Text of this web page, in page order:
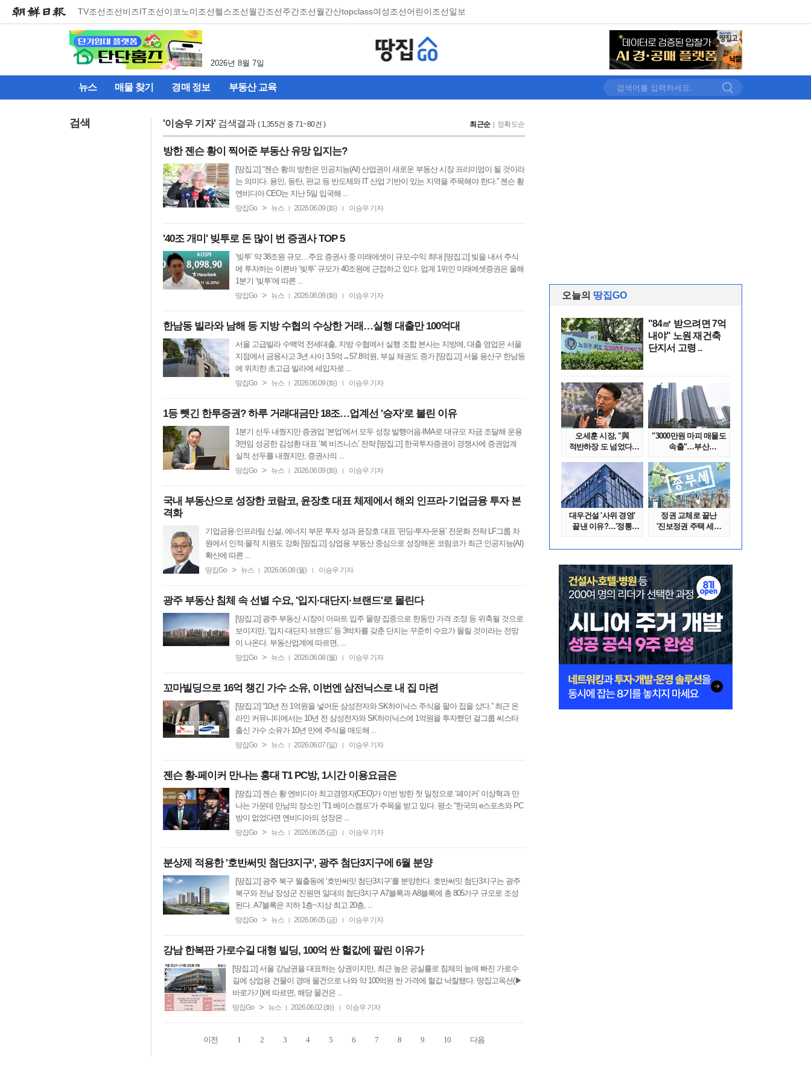
TV조선조선비즈IT조선이코노미조선헬스조선월간조선주간조선월간산topclass여성조선어린이조선일보
2026년 8월 7일
뉴스 매물 찾기 경매 정보 부동산 교육
검색 '이승우 기자' 검색결과 ( 1,355건 중 71~80건 ) 최근순 정확도순
방한 젠슨 황이 찍어준 부동산 유망 입지는?
[땅집고] “젠슨 황의 방한은 인공지능(AI) 산업권이 새로운 부동산 시장 프리미엄이 될 것이라
는 의미다. 용인, 동탄, 판교 등 반도체와 IT 산업 기반이 있는 지역을 주목해야 한다.” 젠슨 황
엔비디아 CEO는 지난 5일 입국해 ...
땅집Go > 뉴스 | 2026.06.09 (화) | 이승우 기자
'40조 개미' 빚투로 돈 많이 번 증권사 TOP 5
‘빚투’ 약 38조원 규모…주요 증권사 중 미래에셋이 규모-수익 최대 [땅집고] 빚을 내서 주식
에 투자하는 이른바 ‘빚투’ 규모가 40조원에 근접하고 있다. 업계 1위인 미래에셋증권은 올해
1분기 ‘빚투’에 따른 ...
땅집Go > 뉴스 | 2026.06.09 (화) | 이승우 기자
한남동 빌라와 남해 등 지방 수협의 수상한 거래…실행 대출만 100억대
서울 고급빌라 수백억 전세대출, 지방 수협에서 실행 조합 본사는 지방에, 대출 영업은 서울
지점에서 금융사고 3년 사이 3.5억→57.8억원, 부실 채권도 증가 [땅집고] 서울 용산구 한남동
에 위치한 초고급 빌라에 세입자로 ...
땅집Go > 뉴스 | 2026.06.09 (화) | 이승우 기자
1등 뺏긴 한투증권? 하루 거래대금만 18조…업계선 '승자'로 불린 이유
1분기 선두 내줬지만 증권업 ‘본업’에서 모두 성장 발행어음·IMA로 대규모 자금 조달해 운용
3연임 성공한 김성환 대표 ‘북 비즈니스’ 전략 [땅집고] 한국투자증권이 경쟁사에 증권업계
실적 선두를 내줬지만, 증권사의 ...
땅집Go > 뉴스 | 2026.06.09 (화) | 이승우 기자
국내 부동산으로 성장한 코람코, 윤장호 대표 체제에서 해외 인프라·기업금융 투자 본
격화
기업금융·인프라팀 신설, 에너지 부문 투자 성과 윤장호 대표 ‘펀딩-투자-운용’ 전문화 전략 LF그룹 차
원에서 인적·물적 지원도 강화 [땅집고] 상업용 부동산 중심으로 성장해온 코람코가 최근 인공지능(AI)
확산에 따른 ...
땅집Go > 뉴스 | 2026.06.08 (월) | 이승우 기자
광주 부동산 침체 속 선별 수요, '입지·대단지·브랜드'로 몰린다
[땅집고] 광주 부동산 시장이 아파트 입주 물량 집중으로 한동안 가격 조정 등 위축될 것으로
보이지만, ‘입지·대단지·브랜드’ 등 3박자를 갖춘 단지는 꾸준히 수요가 몰릴 것이라는 전망
이 나온다. 부동산업계에 따르면, ...
땅집Go > 뉴스 | 2026.06.08 (월) | 이승우 기자
꼬마빌딩으로 16억 챙긴 가수 소유, 이번엔 삼전닉스로 내 집 마련
[땅집고] “10년 전 1억원을 넣어둔 삼성전자와 SK하이닉스 주식을 팔아 집을 샀다.” 최근 온
라인 커뮤니티에서는 10년 전 삼성전자와 SK하이닉스에 1억원을 투자했던 걸그룹 씨스타
출신 가수 소유가 10년 만에 주식을 매도해 ...
땅집Go > 뉴스 | 2026.06.07 (일) | 이승우 기자
젠슨 황-페이커 만나는 홍대 T1 PC방, 1시간 이용요금은
[땅집고] 젠슨 황 엔비디아 최고경영자(CEO)가 이번 방한 첫 일정으로 ‘페이커’ 이상혁과 만
나는 가운데 만남의 장소인 ‘T1 베이스캠프’가 주목을 받고 있다. 평소 “한국의 e스포츠와 PC
방이 없었다면 엔비디아의 성장은 ...
땅집Go > 뉴스 | 2026.06.05 (금) | 이승우 기자
분상제 적용한 '호반써밋 첨단3지구', 광주 첨단3지구에 6월 분양
[땅집고] 광주 북구 월출동에 ‘호반써밋 첨단3지구’를 분양한다. 호반써밋 첨단3지구는 광주
북구와 전남 장성군 진원면 일대의 첨단3지구 A7블록과 A8블록에 총 805가구 규모로 조성
된다. A7블록은 지하 1층~지상 최고 20층, ...
땅집Go > 뉴스 | 2026.06.05 (금) | 이승우 기자
강남 한복판 가로수길 대형 빌딩, 100억 싼 헐값에 팔린 이유가
[땅집고] 서울 강남권을 대표하는 상권이지만, 최근 높은 공실률로 침체의 늪에 빠진 가로수
길에 상업용 건물이 경매 물건으로 나와 약 100억원 싼 가격에 헐값 낙찰됐다. 땅집고옥션(▶
바로가기)에 따르면, 해당 물건은 ...
땅집Go > 뉴스 | 2026.06.02 (화) | 이승우 기자
이전 1 2 3 4 5 6 7 8 9 10 다음
오늘의 땅집GO
"84㎡ 받으려면 7억
내야" 노원 재건축
단지서 고령 ..
오세훈 시장, "與
적반하장 도 넘었다"
"3000만원 마피 매물도
속출"…부산
대우건설 '사위 경영'
끝낸 이유?…'정통
정권 교체로 끝난
'진보정권 주택 세금